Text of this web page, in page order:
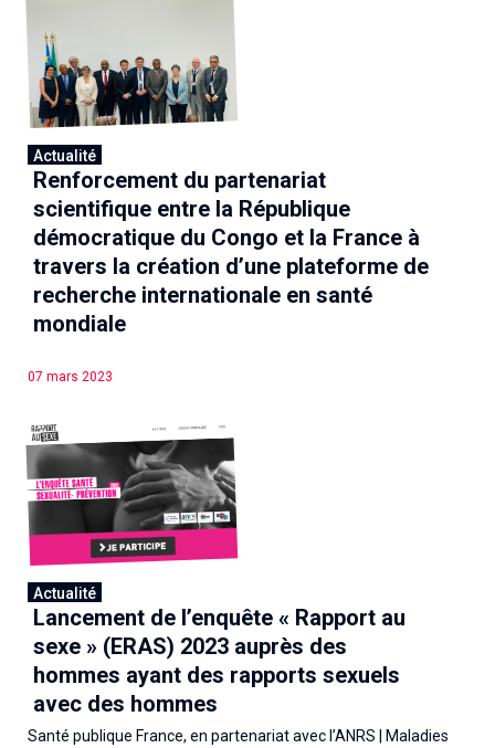
Actualité
Renforcement du partenariat
scientifique entre la République
démocratique du Congo et la France à
travers la création d’une plateforme de
recherche internationale en santé
mondiale
07 mars 2023
Actualité
Lancement de l’enquête « Rapport au
sexe » (ERAS) 2023 auprès des
hommes ayant des rapports sexuels
avec des hommes
Santé publique France, en partenariat avec l’ANRS | Maladies